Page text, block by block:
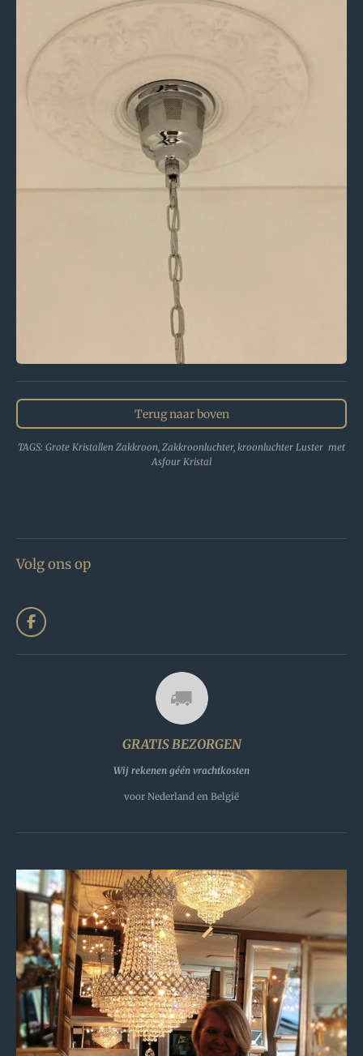
Terug naar boven
TAGS: Grote Kristallen Zakkroon, Zakkroonluchter, kroonluchter Luster met
Asfour Kristal
Volg ons op
F
a
c
GRATIS BEZORGEN
Wij rekenen géén vrachtkosten
voor Nederland en België